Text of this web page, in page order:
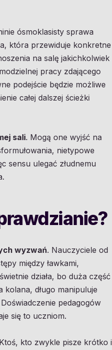
ósmoklasisty sprawa
która przewiduje konkretne
na salę jakichkolwiek
pracy zdającego
podejście będzie możliwe
całej dalszej ścieżki
sali. Mogą one wyjść na
nietypowe
sensu ulegać złudnemu
wyzwań. Nauczyciele od
między ławkami,
działa, bo duża część
długo manipuluje
pedagogów
się to uczniom.
kto zwykle pisze krótko i